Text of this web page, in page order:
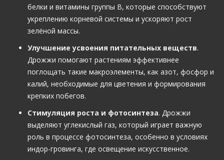
белки и витамины группы B, которые способствуют
укреплению корневой системы и ускоряют рост
зелёной массы.
Улучшение усвоения питательных веществ.
Дрожжи помогают растениям эффективнее
поглощать такие макроэлементы, как азот, фосфор и
калий, необходимые для цветения и формирования
крепких побегов.
Стимуляция роста и фотосинтеза. Дрожжи
выделяют углекислый газ, который играет важную
роль в процессе фотосинтеза, особенно в условиях
индор-гровинга, где освещение искусственное.